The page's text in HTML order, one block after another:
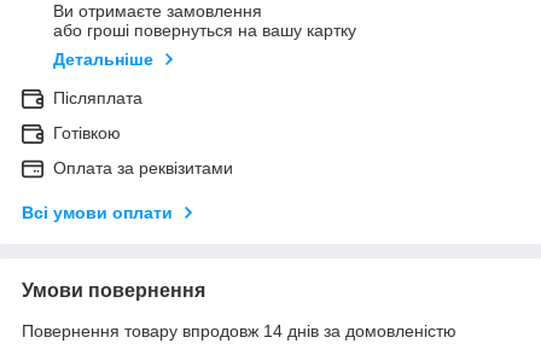
Ви отримаєте замовлення
або гроші повернуться на вашу картку
Детальніше
Післяплата
Готівкою
Оплата за реквізитами
Всі умови оплати
Умови повернення
Повернення товару впродовж 14 днів за домовленістю